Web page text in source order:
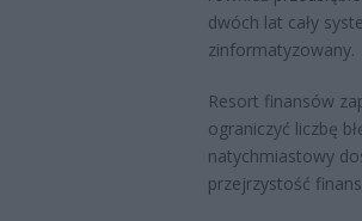
dwóch lat cały
zinformatyzowany.
Resort finansów
ograniczyć liczbę
natychmiastowy
przejrzystość